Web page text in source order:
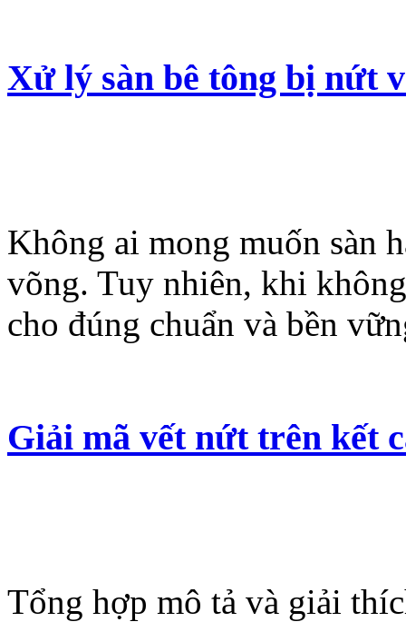
Xử lý sàn bê tông bị nứt
Không ai mong muốn sàn
võng. Tuy nhiên, khi
cho đúng chuẩn và bền
Giải mã vết nứt trên kết
Tổng hợp mô tả và giải